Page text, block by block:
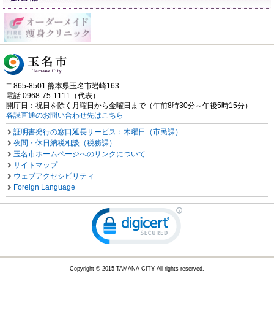
〒865-8501 熊本県玉名市岩崎163
電話:0968-75-1111（代表）
開庁日：祝日を除く月曜日から金曜日まで（午前8時30分～午後5時15分）
各課直通のお問い合わせ先はこちら
証明書発行の窓口延長サービス：木曜日（市民課）
夜間・休日納税相談（税務課）
玉名市ホームページへのリンクについて
サイトマップ
ウェブアクセシビリティ
Foreign Language
Copyright © 2015 TAMANA CITY All rights reserved.